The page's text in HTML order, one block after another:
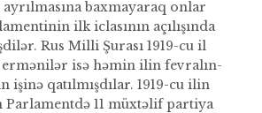
baxmayaraq onlar
ilk iclasının açılışın­da
Rus Milli Şurası 1919-cu il
ermənilər isə həmin ilin fevralın­
işinə qatılmışdı­lar. 1919-cu ilin
Parlamentdə 11 müxtəlif partiya